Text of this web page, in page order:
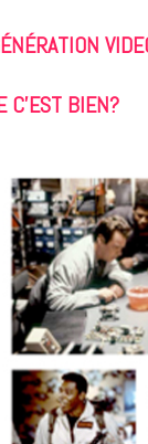
C’EST BIEN?